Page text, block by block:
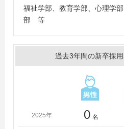
福祉学部、教育学部、心理学
部 等
過去3年間の新卒採用
2025年 0 名